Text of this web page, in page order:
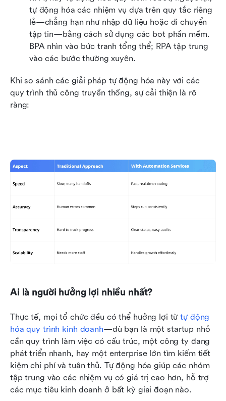
tự động hóa các nhiệm vụ dựa trên quy tắc riêng
lẻ—chẳng hạn như nhập dữ liệu hoặc di chuyển
tập tin—bằng cách sử dụng các bot phần mềm.
BPA nhìn vào bức tranh tổng thể; RPA tập trung
vào các bước thường xuyên.
Khi so sánh các giải pháp tự động hóa này với các
quy trình thủ công truyền thống, sự cải thiện là rõ
ràng:
Ai là người hưởng lợi nhiều nhất?
Thực tế, mọi tổ chức đều có thể hưởng lợi từ tự động
hóa quy trình kinh doanh—dù bạn là một startup nhỏ
cần quy trình làm việc có cấu trúc, một công ty đang
phát triển nhanh, hay một enterprise lớn tìm kiếm tiết
kiệm chi phí và tuân thủ. Tự động hóa giúp các nhóm
tập trung vào các nhiệm vụ có giá trị cao hơn, hỗ trợ
các mục tiêu kinh doanh ở bất kỳ giai đoạn nào.